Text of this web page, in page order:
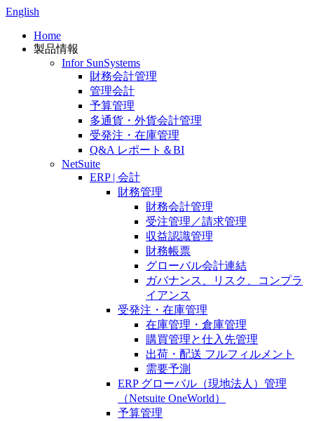
English
Home
製品情報
Infor SunSystems
財務会計管理
管理会計
予算管理
多通貨・外貨会計管理
受発注・在庫管理
Q&A レポート＆BI
NetSuite
ERP | 会計
財務管理
財務会計管理
受注管理／請求管理
収益認識管理
財務帳票
グローバル会計連結
ガバナンス、リスク、コンプラ
イアンス
受発注・在庫管理
在庫管理・倉庫管理
購買管理と仕入先管理
出荷・配送 フルフィルメント
需要予測
ERP グローバル（現地法人）管理
（Netsuite OneWorld）
予算管理